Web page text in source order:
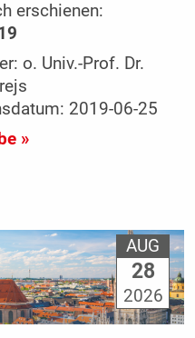
erschienen:
o. Univ.-Prof. Dr.
2019-06-25
»
AUG
28
2026